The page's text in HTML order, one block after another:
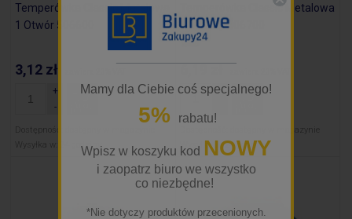
Temperówka Classic Metalowa
1 Otwór 506600
3,12 zł
Dostępność:
Wysyłka w:
24 godziny
Temperówka Classic Metalowa
2 Otwory 506700
6,19 zł
dostępny w magazynie
Wysyłka w: 24 godziny
Mamy dla Ciebie coś specjalnego!
5% rabatu!
Wpisz w koszyku kod NOWY
i zaopatrz biuro we wszystko
co niezbędne!
*Nie dotyczy produktów przecenionych.